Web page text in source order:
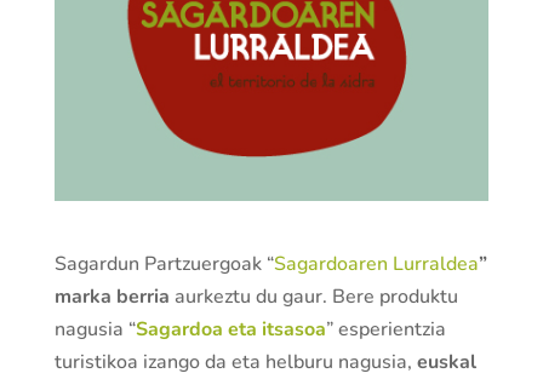
Sagardun Partzuergoak “Sagardoaren Lurraldea”
marka berria aurkeztu du gaur. Bere produktu
nagusia “Sagardoa eta itsasoa” esperientzia
turistikoa izango da eta helburu nagusia, euskal